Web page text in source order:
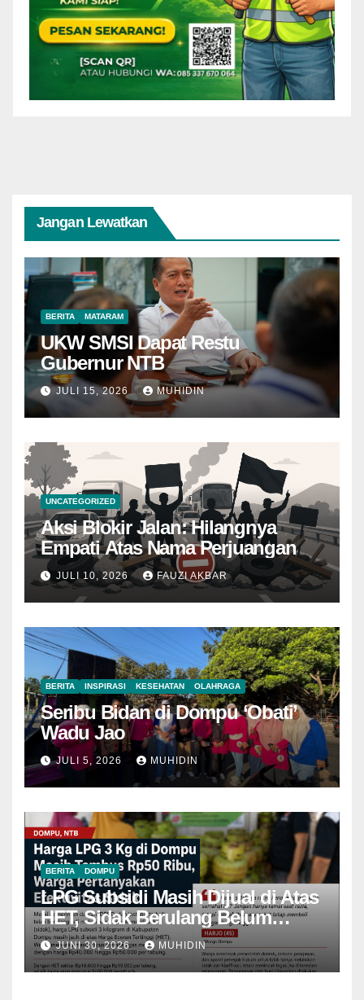
Jangan Lewatkan
BERITA MATARAM
UKW SMSI Dapat Restu
Gubernur NTB
JULI 15, 2026 MUHIDIN
UNCATEGORIZED
Aksi Blokir Jalan: Hilangnya
Empati Atas Nama Perjuangan
JULI 10, 2026 FAUZI AKBAR
BERITA INSPIRASI KESEHATAN OLAHRAGA
Seribu Bidan di Dompu ‘Obati’
Wadu Jao
JULI 5, 2026 MUHIDIN
BERITA DOMPU
LPG Subsidi Masih Dijual di Atas
HET, Sidak Berulang Belum
Mampu Menekan Harga
JUNI 30, 2026 MUHIDIN